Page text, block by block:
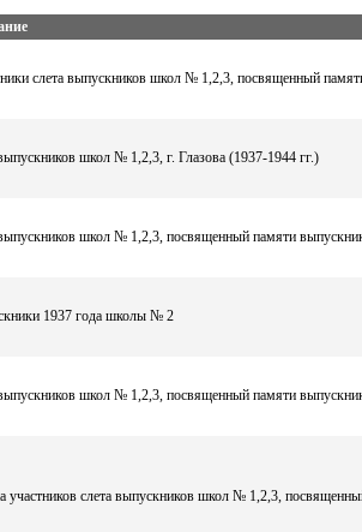
слета выпускников школ № 1,2,3, посвященный
школ № 1,2,3, г. Глазова (1937-1944 гг.)
школ № 1,2,3, посвященный памяти
1937 года школы № 2
школ № 1,2,3, посвященный памяти
участников слета выпускников школ № 1,2,3,